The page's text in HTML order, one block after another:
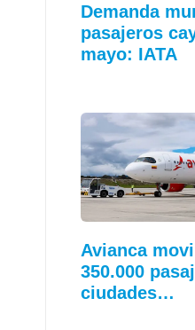
Demanda
pasajeros
mayo: IATA
Avianca
350.000
ciudades…